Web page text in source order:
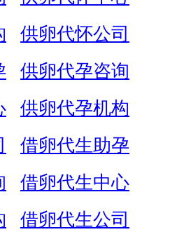
供卵代怀公司
供卵代孕咨询
供卵代孕机构
借卵代生助孕
借卵代生中心
借卵代生公司